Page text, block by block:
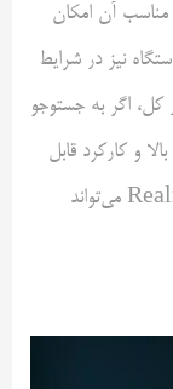
مناسب آن امکان
نیز در شرایط
اگر به جستوجو
و کارکرد قابل
قبول در کاربری روزمره هستید، Realme Note 60x می‌تواند